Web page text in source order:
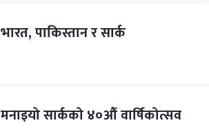
भारत, पाकिस्तान र सार्क
मनाइयो सार्कको ४०औँ वार्षिकोत्सव